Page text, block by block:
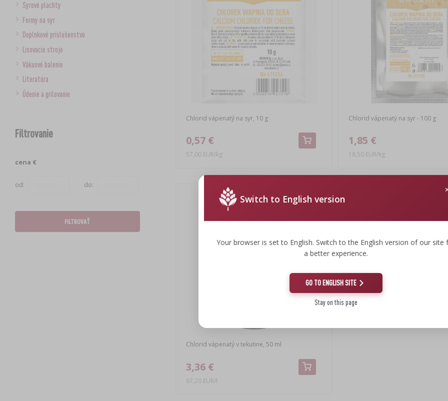
Syrové plachty
Formy na syr
Doplnkové príslušenstvo
Lisovacie stroje
Vákuové balenie
Literatúra
Údenie a grilovanie
Filtrovanie
cena €
od: do:
FILTROVAŤ
Chlorid vápenatý na syr, 10 g
0,57 €
57,00 EUR/kg
Chlorid vápenatý na syr - 100 g
1,85 €
18,50 EUR/kg
Chlorid vápenatý v tekutine, 50 ml
3,36 €
67,20 EUR/l
Switch to English version
Your browser is set to English. Switch to the English version of our site
a better experience.
GO TO ENGLISH SITE
Stay on this page